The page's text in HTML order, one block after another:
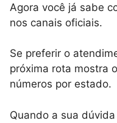
Agora você já sabe
nos canais oficiais.
Se preferir o
próxima rota mostra
números por estado.
Quando a sua